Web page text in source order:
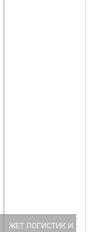
ЖЕТ ЛОГИСТИК И